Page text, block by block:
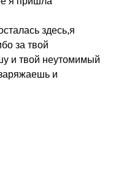
здесь,я
за твой
и твой неутомимый
и